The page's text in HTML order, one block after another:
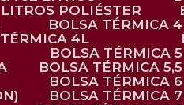
POLIÉSTER
BOLSA TÉRMICA
TÉRMICA 4L
BOLSA TÉRMICA
BOLSA TÉRMICA
BOLSA TÉRMICA
BOLSA TÉRMICA